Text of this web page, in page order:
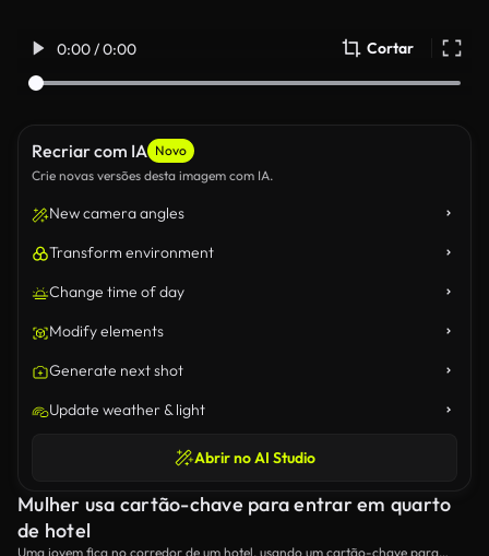
0:00 / 0:00 Cortar
Recriar com IA Novo
Crie novas versões desta imagem com IA.
New camera angles
Transform environment
Change time of day
Modify elements
Generate next shot
Update weather & light
Abrir no AI Studio
Mulher usa cartão-chave para entrar em quarto
de hotel
Uma jovem fica no corredor de um hotel, usando um cartão-chave para